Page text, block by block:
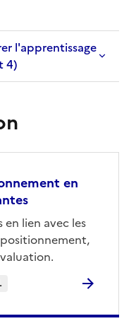
l'apprentissage
4)
en
en lien avec les